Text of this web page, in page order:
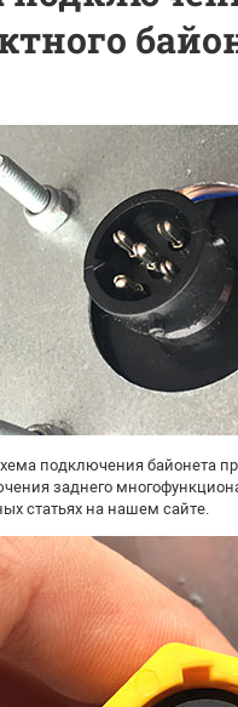
подключения байонета
заднего
статьях на нашем сайте.